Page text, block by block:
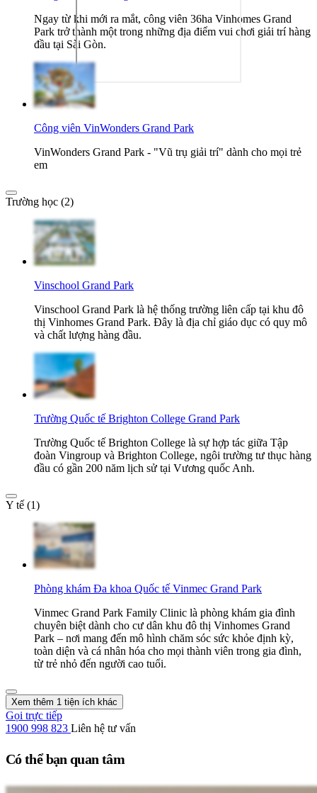
Ngay từ khi mới ra mắt, công viên 36ha Vinhomes Grand
Park trở thành một trong những địa điểm vui chơi giải trí hàng
đầu tại Sài Gòn.
Công viên VinWonders Grand Park
VinWonders Grand Park - "Vũ trụ giải trí" dành cho mọi trẻ
em
Trường học (2)
Vinschool Grand Park
Vinschool Grand Park là hệ thống trường liên cấp tại khu đô
thị Vinhomes Grand Park. Đây là địa chỉ giáo dục có quy mô
và chất lượng hàng đầu.
Trường Quốc tế Brighton College Grand Park
Trường Quốc tế Brighton College là sự hợp tác giữa Tập
đoàn Vingroup và Brighton College, ngôi trường tư thục hàng
đầu có gần 200 năm lịch sử tại Vương quốc Anh.
Y tế (1)
Phòng khám Đa khoa Quốc tế Vinmec Grand Park
Vinmec Grand Park Family Clinic là phòng khám gia đình
chuyên biệt dành cho cư dân khu đô thị Vinhomes Grand
Park – nơi mang đến mô hình chăm sóc sức khỏe định kỳ,
toàn diện và cá nhân hóa cho mọi thành viên trong gia đình,
từ trẻ nhỏ đến người cao tuổi.
Xem thêm 1 tiện ích khác
Gọi trực tiếp
1900 998 823 Liên hệ tư vấn
Có thể bạn quan tâm